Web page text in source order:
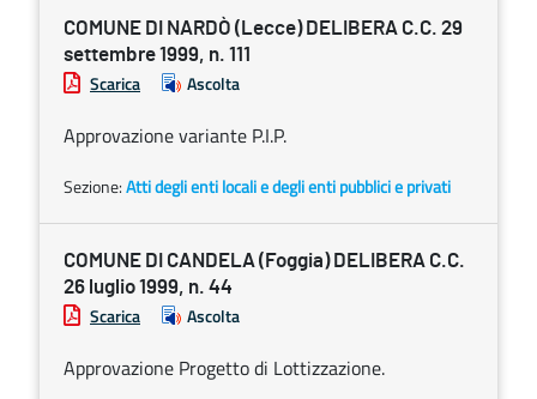
COMUNE DI NARDÒ (Lecce) DELIBERA C.C. 29
settembre 1999, n. 111
Scarica Ascolta
Approvazione variante P.I.P.
Sezione:Atti degli enti locali e degli enti pubblici e privati
COMUNE DI CANDELA (Foggia) DELIBERA C.C.
26 luglio 1999, n. 44
Scarica Ascolta
Approvazione Progetto di Lottizzazione.